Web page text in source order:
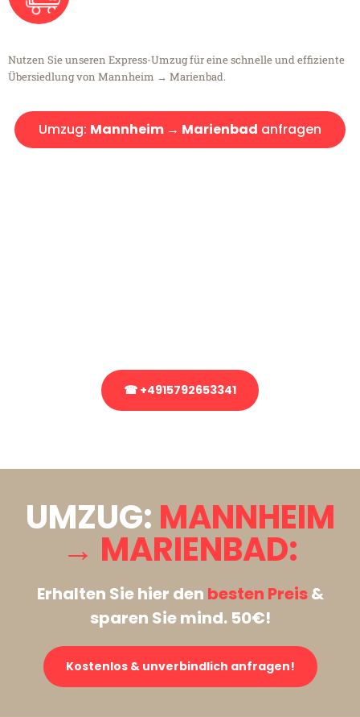
Nutzen Sie unseren Express-Umzug für eine schnelle und effiziente
Übersiedlung von Mannheim → Marienbad.
Umzug: Mannheim → Marienbad anfragen
☎ +4915792653341
UMZUG: MANNHEIM
→ MARIENBAD:
Erhalten Sie hier den besten Preis&
sparen Sie mind. 50€!
Kostenlos & unverbindlich anfragen!